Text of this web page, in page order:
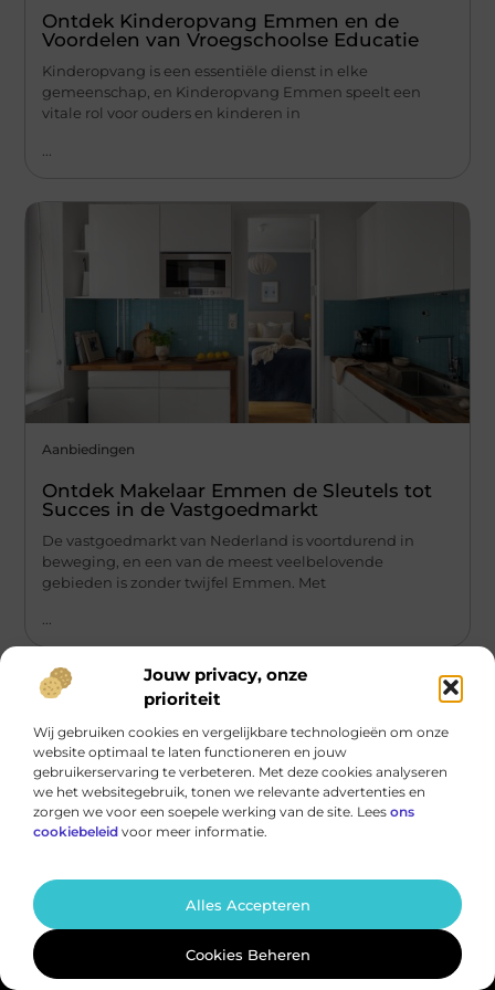
Jouw privacy, onze
prioriteit
Wij gebruiken cookies en vergelijkbare technologieën om onze
website optimaal te laten functioneren en jouw
gebruikerservaring te verbeteren. Met deze cookies analyseren
we het websitegebruik, tonen we relevante advertenties en
zorgen we voor een soepele werking van de site. Lees ons
cookiebeleid voor meer informatie.
Alles Accepteren
Cookies Beheren
Ontdek Kinderopvang Emmen en de
Voordelen van Vroegschoolse Educatie
Kinderopvang is een essentiële dienst in elke
gemeenschap, en Kinderopvang Emmen speelt een
vitale rol voor ouders en kinderen in
Aanbiedingen
Ontdek Makelaar Emmen de Sleutels tot
Succes in de Vastgoedmarkt
De vastgoedmarkt van Nederland is voortdurend in
beweging, en een van de meest veelbelovende
gebieden is zonder twijfel Emmen. Met
Main Links
@2025 All Right Reserved.
Bericht categorie